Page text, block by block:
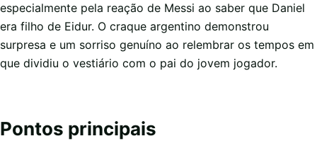
especialmente pela reação de Messi ao saber que Daniel
era filho de Eidur. O craque argentino demonstrou
surpresa e um sorriso genuíno ao relembrar os tempos em
que dividiu o vestiário com o pai do jovem jogador.
Pontos principais